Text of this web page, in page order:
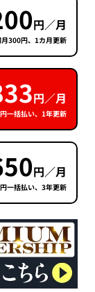
円／月
300円、1カ月更新
円／月
一括払い、1年更新
円／月
一括払い、3年更新